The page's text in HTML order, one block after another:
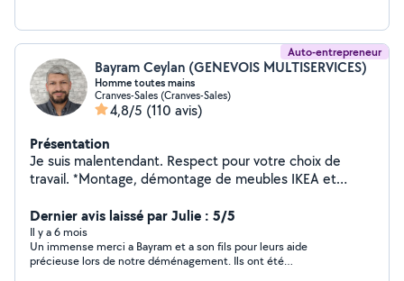
Auto-entrepreneur
Bayram Ceylan (GENEVOIS MULTISERVICES)
Homme toutes mains
Cranves-Sales (Cranves-Sales)
4,8/5 (110 avis)
Présentation
Je suis malentendant. Respect pour votre choix de
travail. *Montage, démontage de meubles IKEA et
des cadres ,étagère,miroir etc, *Livraison *débarras à la
déchetterie *Jardinage (tondeuse, débroussailleuse ,
taille haie) Autre bricoles
Dernier avis laissé par Julie : 5/5
Il y a 6 mois
Un immense merci a Bayram et a son fils pour leurs aide
précieuse lors de notre déménagement. Ils ont été